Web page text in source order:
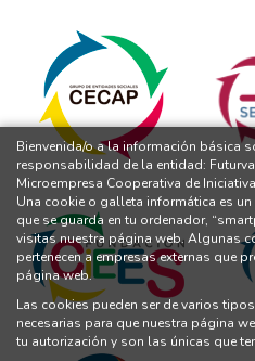
Bienvenida/o a la información básica
responsabilidad de la entidad:
Microempresa Cooperativa de
Una cookie o galleta informática es
que se guarda en tu ordenador,
visitas nuestra página web. Algunas
pertenecen a empresas externas que
página web.
Las cookies pueden ser de varios
necesarias para que nuestra página
tu autorización y son las únicas que